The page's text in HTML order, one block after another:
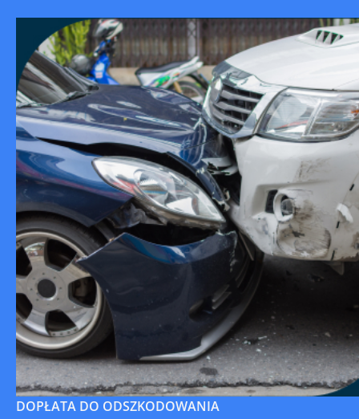
DOPŁATA DO ODSZKODOWANIA